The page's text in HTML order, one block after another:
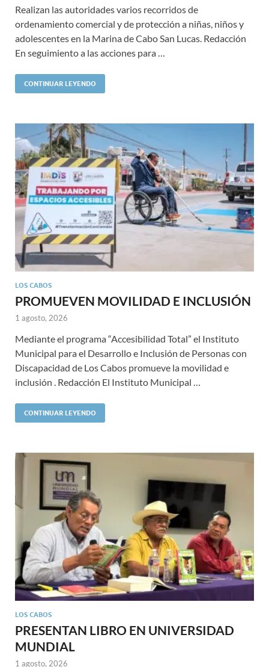
Realizan las autoridades varios recorridos de
ordenamiento comercial y de protección a niñas, niños y
adolescentes en la Marina de Cabo San Lucas. Redacción
En seguimiento a las acciones para …
CONTINUAR LEYENDO
LOS CABOS
PROMUEVEN MOVILIDAD E INCLUSIÓN
1 agosto, 2026
Mediante el programa “Accesibilidad Total” el Instituto
Municipal para el Desarrollo e Inclusión de Personas con
Discapacidad de Los Cabos promueve la movilidad e
inclusión . Redacción El Instituto Municipal …
CONTINUAR LEYENDO
LOS CABOS
PRESENTAN LIBRO EN UNIVERSIDAD
MUNDIAL
1 agosto, 2026